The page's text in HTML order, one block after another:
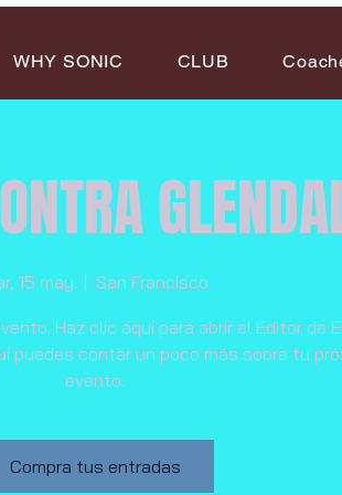
WHY SONIC CLUB
15 may San Francisco
Haz clic aquí para abrir el Editor de
puedes contar un poco más sobre tu
evento.
Compra tus entradas